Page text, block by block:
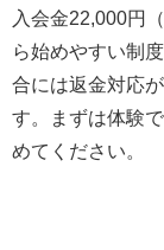
入会金22,000円
ら始めやすい制
合には返金対応
す。まずは体験
めてください。